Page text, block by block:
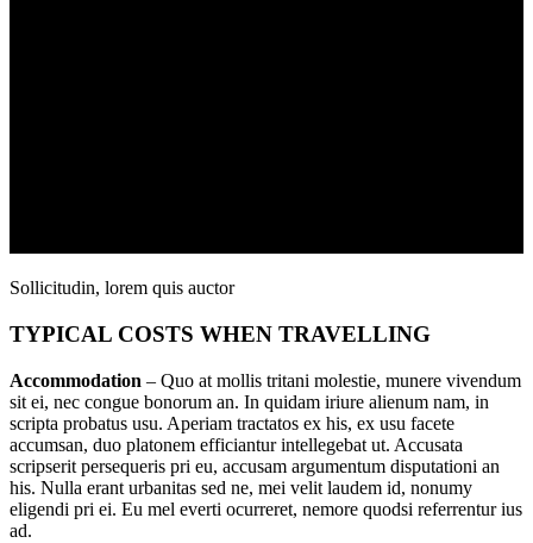
Sollicitudin, lorem quis auctor
TYPICAL COSTS WHEN TRAVELLING
Accommodation – Quo at mollis tritani molestie, munere vivendum
sit ei, nec congue bonorum an. In quidam iriure alienum nam, in
scripta probatus usu. Aperiam tractatos ex his, ex usu facete
accumsan, duo platonem efficiantur intellegebat ut. Accusata
scripserit persequeris pri eu, accusam argumentum disputationi an
his. Nulla erant urbanitas sed ne, mei velit laudem id, nonumy
eligendi pri ei. Eu mel everti ocurreret, nemore quodsi referrentur ius
ad.